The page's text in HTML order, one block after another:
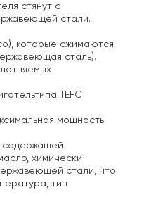
стянут с
стали.
которые сжимаются
сталь).
TEFC
мощность
содержащей
химически-
стали, что
тип